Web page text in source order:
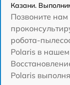
Казани.
Позвоните
робота-
Polaris в
Polaris